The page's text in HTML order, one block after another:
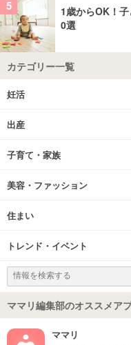
5
1歳からOK！
0選
カテゴリー一覧
妊活
出産
子育て・家族
美容・ファッション
住まい
トレンド・イベント
ママリ編集部のオススメア
ママリ